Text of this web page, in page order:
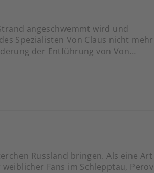
angeschwemmt wird und
Spezialisten Von Claus nicht mehr
der Entführung von Von
Russland bringen. Als eine Art
Fans im Schlepptau, Perov